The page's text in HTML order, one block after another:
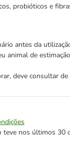
probióticos e
antes da
de
deve consultar
teve nos últimos 30